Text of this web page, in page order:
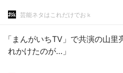
芸能ネタはこれだけでおｋ
「まんがいちTV」で共演の山里亮太‏「指原さんに仕
れかけたのが…」